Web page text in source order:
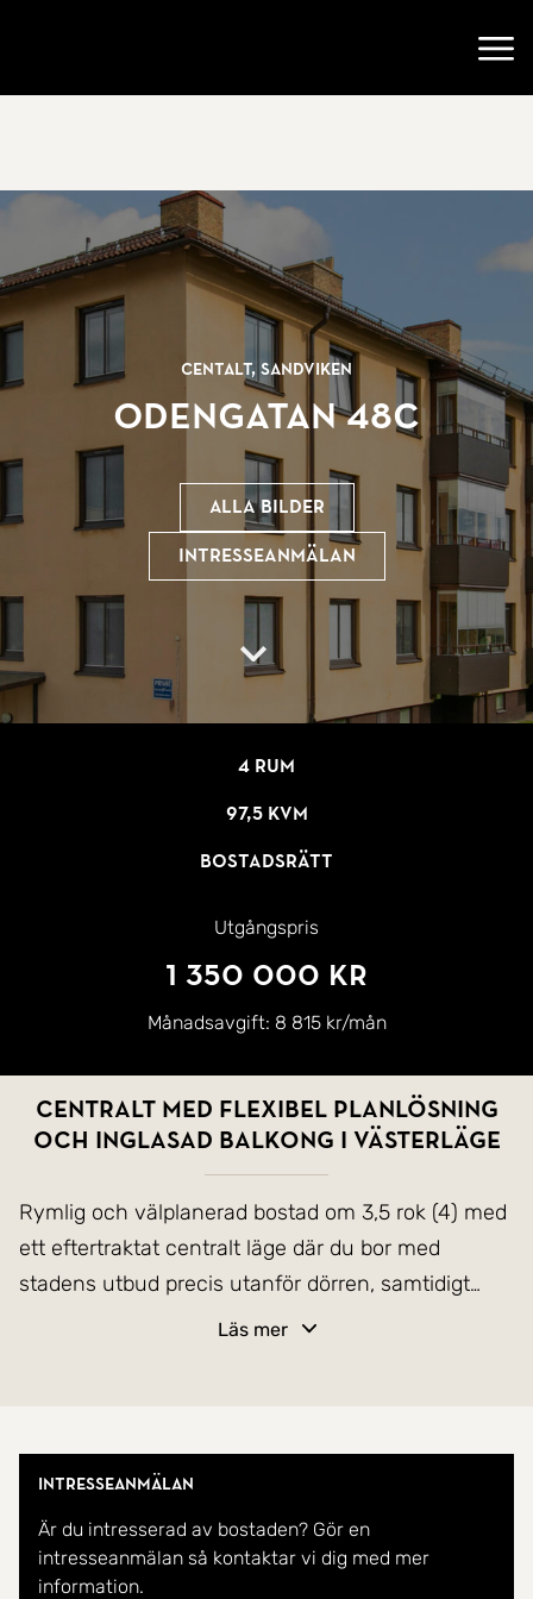
Centalt, Sandviken
Odengatan 48C
Alla bilder
Intresseanmälan
4 rum
97,5 kvm
Bostadsrätt
Utgångspris
1 350 000 kr
Månadsavgift: 8 815 kr/mån
Centralt med flexibel planlösning
och inglasad balkong i västerläge
Rymlig och välplanerad bostad om 3,5 rok (4) med
ett eftertraktat centralt läge där du bor med
stadens utbud precis utanför dörren, samtidigt
som lägenheten erbjuder en lugn och trivsam
men var ursprungligen en fyra och erbjuder
möjlighet att enkelt återställa halvrummet till ett
separat sovrum för den som önskar ytterligare ett
rum. En flexibel planlösning som passar såväl
Läs mer
Intresseanmälan
Är du intresserad av bostaden? Gör en
intresseanmälan så kontaktar vi dig med mer
information.